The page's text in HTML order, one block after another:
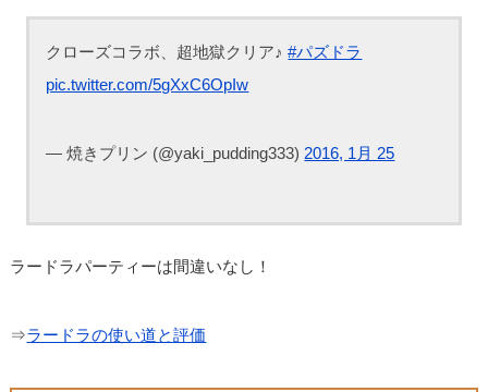
クローズコラボ、超地獄クリア♪#パズドラ
pic.twitter.com/5gXxC6OpIw
— 焼きプリン (@yaki_pudding333) 2016, 1月 25
ラードラパーティーは間違いなし！
⇒ラードラの使い道と評価